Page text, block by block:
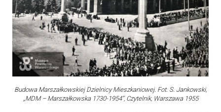
Budowa Marszałkowskiej Dzielnicy Mieszkaniowej. Fot. S. Jankowski,
„MDM – Marszałkowska 1730-1954”, Czytelnik, Warszawa 1955